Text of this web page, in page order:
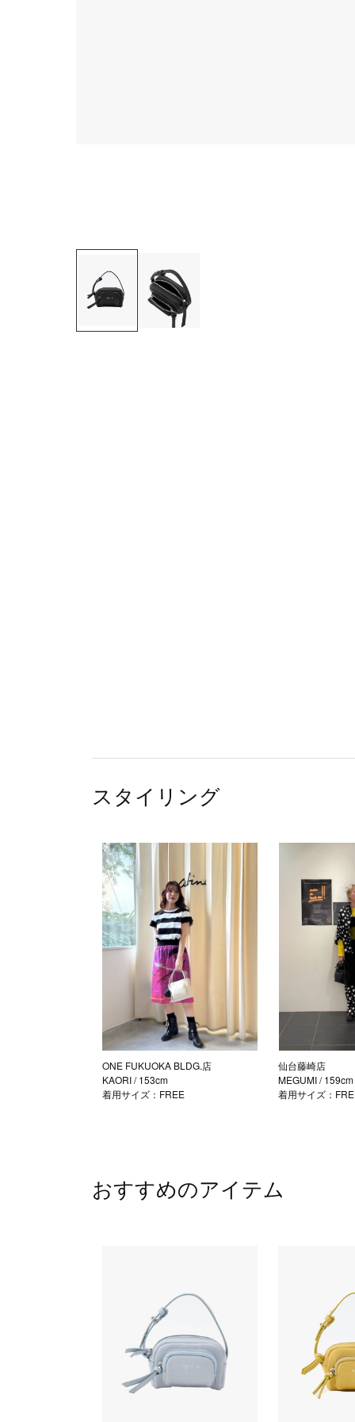
スタイリング
ONE FUKUOKA BLDG.店
KAORI/ 153cm
着用サイズ：FREE
仙台藤崎店
MEGUMI/ 159cm
着用サイズ：
おすすめのアイテム